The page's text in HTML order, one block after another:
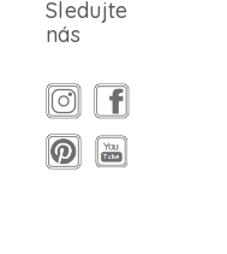
Sledujte
nás